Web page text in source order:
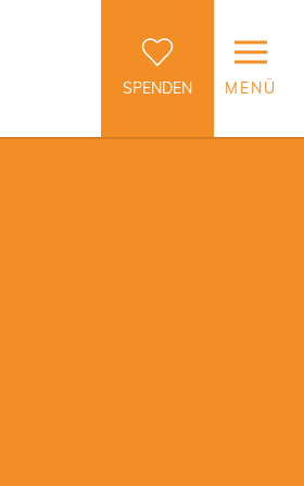
SPENDEN MENÜ